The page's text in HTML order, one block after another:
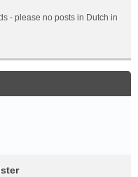
- please no posts in Dutch in